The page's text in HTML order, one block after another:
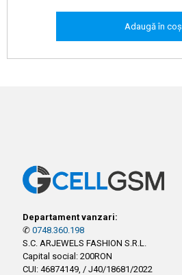
Adaugă în coș
Departament vanzari:
✆ 0748.360.198
S.C. ARJEWELS FASHION S.R.L.
Capital social: 200RON
CUI: 46874149, / J40/18681/2022